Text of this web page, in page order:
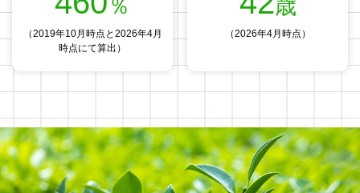
％
（2019年10月時点と2026年4月
時点にて算出）
歳
（2026年4月時点）